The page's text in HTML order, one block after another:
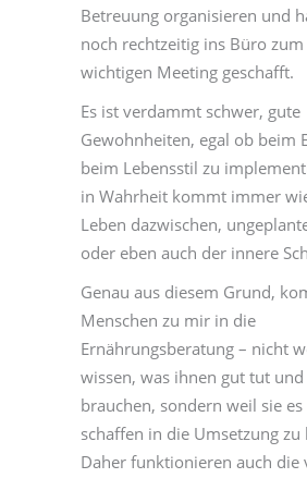
Betreuung organisieren und
noch rechtzeitig ins Büro zum
wichtigen Meeting geschafft.
Es ist verdammt schwer, gute
Gewohnheiten, egal ob beim
beim Lebensstil zu
in Wahrheit kommt immer
Leben dazwischen,
oder eben auch der innere
Genau aus diesem Grund,
Menschen zu mir in die
Ernährungsberatung – nicht
wissen, was ihnen gut tut und
brauchen, sondern weil sie
schaffen in die Umsetzung zu
Daher funktionieren auch die